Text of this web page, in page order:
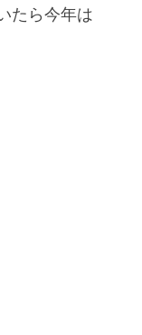
たら今年は